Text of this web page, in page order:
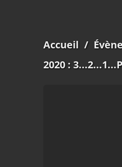
Accueil /
2020 :